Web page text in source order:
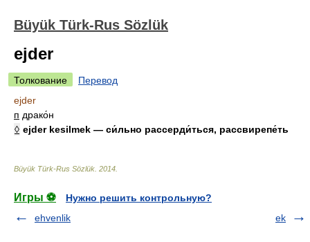
Büyük Türk-Rus Sözlük
ejder
Толкование
Перевод
ejder
п драко́н
◊ ejder kesilmek — си́льно рассерди́ться, рассвирепе́ть
Büyük Türk-Rus Sözlük 2014
Игры ⚽
Нужно решить контрольную?
ehvenlik
ek